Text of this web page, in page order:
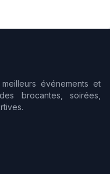
événements et
brocantes, soirées,